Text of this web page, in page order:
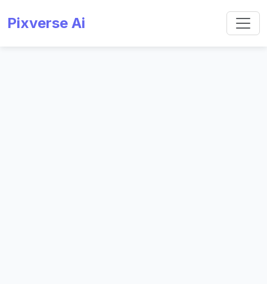
Pixverse Ai